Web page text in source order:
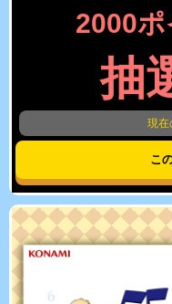
2000
抽
現在
こ